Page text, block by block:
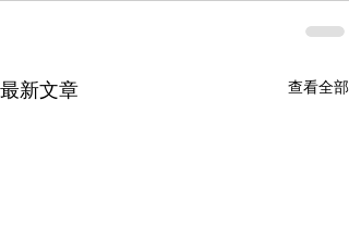
最新文章 查看全部